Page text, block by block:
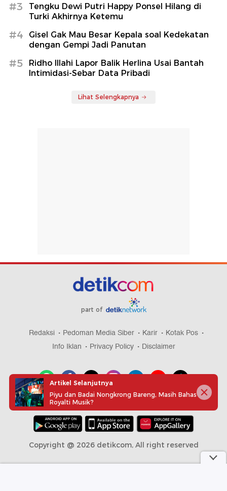
#3
Tengku Dewi Putri Happy Ponsel Hilang di
Turki Akhirnya Ketemu
#4
Gisel Gak Mau Besar Kepala soal Kedekatan
dengan Gempi Jadi Panutan
#5
Ridho Illahi Lapor Balik Herlina Usai Bantah
Intimidasi-Sebar Data Pribadi
Lihat Selengkapnya
part of
Redaksi Pedoman Media Siber Karir
Kotak Pos
Info Iklan
Privacy Policy Disclaimer
Download aplikasi detikcom
Copyright @ 2026 detikcom, All right reserved
Artikel Selanjutnya
Piyu dan Badai Nongkrong Bareng, Masih Bahas
Royalti Musik?